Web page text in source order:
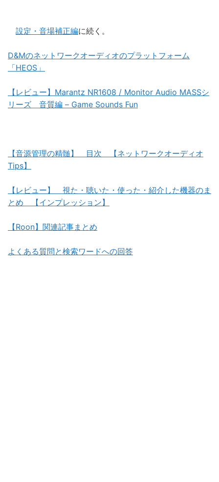
設定・音場補正編に続く。
D&Mのネットワークオーディオのプラットフォーム
「HEOS」
【レビュー】Marantz NR1608 / Monitor Audio MASSシ
リーズ 音質編 – Game Sounds Fun
【音源管理の精髄】 目次 【ネットワークオーディオ
Tips】
【レビュー】 視た・聴いた・使った・紹介した機器のま
とめ 【インプレッション】
【Roon】関連記事まとめ
よくある質問と検索ワードへの回答